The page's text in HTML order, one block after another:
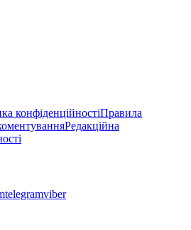
конфіденційностіПравила
Редакційна
telegramviber